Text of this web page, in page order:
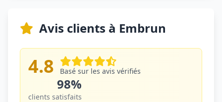
Avis clients à Embrun
4.8 Basé sur les avis vérifiés
98%
clients satisfaits